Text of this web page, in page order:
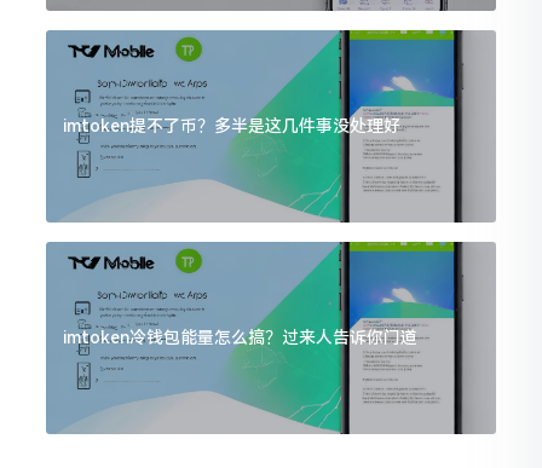
imtoken提不了币？多半是这几件事没处理好
imtoken冷钱包能量怎么搞？过来人告诉你门道